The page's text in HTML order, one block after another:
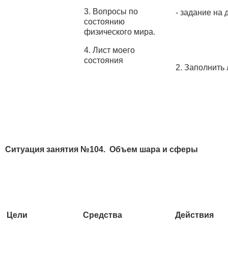
3. Вопросы по
состоянию
физического мира.
4. Лист моего
состояния
- задание на
2. Заполнить
Ситуация занятия №104. Объем шара и сферы
Цели Средства Действия